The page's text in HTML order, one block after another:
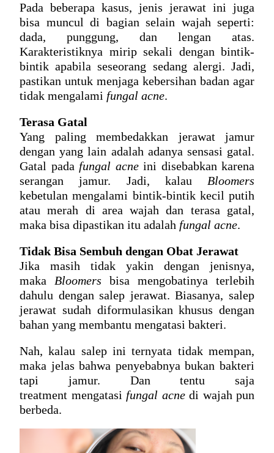
Pada beberapa kasus, jenis jerawat ini juga
bisa muncul di bagian selain wajah seperti:
dada, punggung, dan lengan atas.
Karakteristiknya mirip sekali dengan bintik-
bintik apabila seseorang sedang alergi. Jadi,
pastikan untuk menjaga kebersihan badan agar
tidak mengalami fungal acne.
Terasa Gatal
Yang paling membedakkan jerawat jamur
dengan yang lain adalah adanya sensasi gatal.
Gatal pada fungal acne ini disebabkan karena
serangan jamur. Jadi, kalau Bloomers
kebetulan mengalami bintik-bintik kecil putih
atau merah di area wajah dan terasa gatal,
maka bisa dipastikan itu adalah fungal acne.
Tidak Bisa Sembuh dengan Obat Jerawat
Jika masih tidak yakin dengan jenisnya,
maka Bloomers bisa mengobatinya terlebih
dahulu dengan salep jerawat. Biasanya, salep
jerawat sudah diformulasikan khusus dengan
bahan yang membantu mengatasi bakteri.
Nah, kalau salep ini ternyata tidak mempan,
maka jelas bahwa penyebabnya bukan bakteri
tapi jamur. Dan tentu saja
treatment mengatasi fungal acne di wajah pun
berbeda.